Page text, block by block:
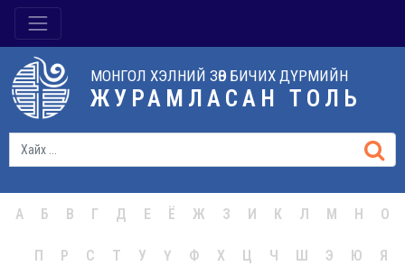
МОНГОЛ ХЭЛНИЙ ЗӨВ БИЧИХ ДҮРМИЙН
ЖУРАМЛАСАН ТОЛЬ
А Б В Г Д Е Ё Ж З И К Л М Н О
П Р С Т У Ү Ф Х Ц Ч Ш Э Ю Я